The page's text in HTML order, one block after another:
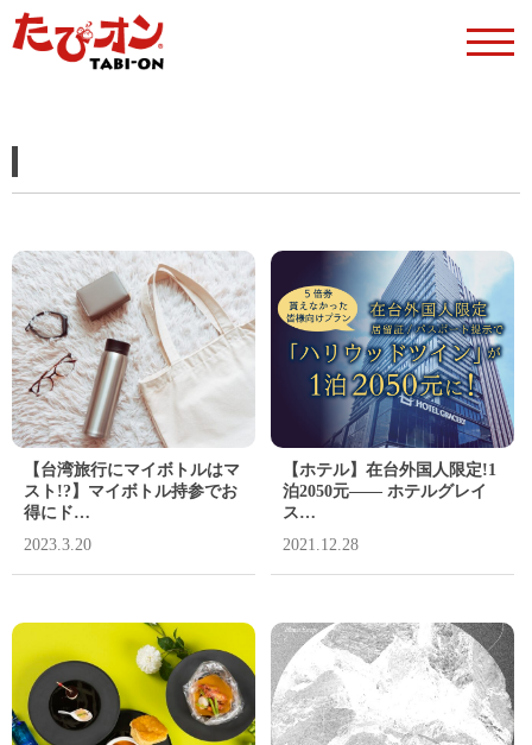
【台湾旅行にマイボトルはマ
スト!?】マイボトル持参でお
得にド…
2023.3.20
【ホテル】在台外国人限定!1
泊2050元―― ホテルグレイ
ス…
2021.12.28